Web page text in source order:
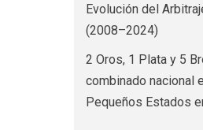
Evolución del
(2008–2024)
2 Oros, 1 Plata y 5
combinado nacional
Pequeños Estados